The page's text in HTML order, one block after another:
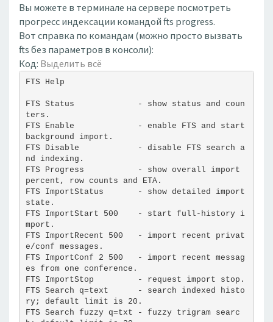
Вы можете в терминале на сервере посмотреть
прогресс индексации командой fts progress.
Вот справка по командам (можно просто вызвать
fts без параметров в консоли):
Код: Выделить всё
FTS Help
FTS Status             - show status and coun
ters.
FTS Enable             - enable FTS and start
background import.
FTS Disable            - disable FTS search a
nd indexing.
FTS Progress           - show overall import
percent, row counts and ETA.
FTS ImportStatus       - show detailed import
state.
FTS ImportStart 500    - start full-history i
mport.
FTS ImportRecent 500   - import recent privat
e/conf messages.
FTS ImportConf 2 500   - import recent messag
es from one conference.
FTS ImportStop         - request import stop.
FTS Search q=text      - search indexed histo
ry; default limit is 20.
FTS Search fuzzy q=txt - fuzzy trigram searc